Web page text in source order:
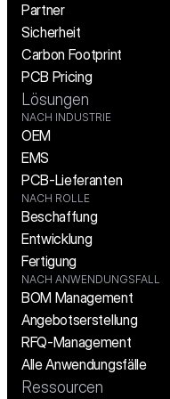
Partner
Sicherheit
Carbon Footprint
PCB Pricing
Lösungen
NACH INDUSTRIE
OEM
EMS
PCB-Lieferanten
NACH ROLLE
Beschaffung
Entwicklung
Fertigung
NACH ANWENDUNGSFALL
BOM Management
Angebotserstellung
RFQ-Management
Alle Anwendungsfälle
Ressourcen